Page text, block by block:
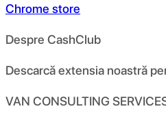
Chrome store
Despre CashClub
Descarcă extensia noastră
VAN CONSULTING